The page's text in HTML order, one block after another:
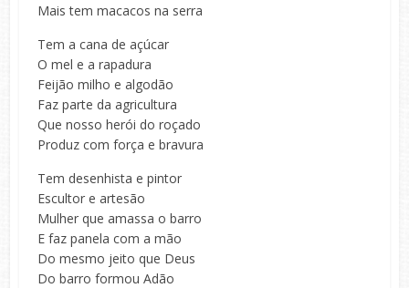
Mais tem macacos na serra
Tem a cana de açúcar
O mel e a rapadura
Feijão milho e algodão
Faz parte da agricultura
Que nosso herói do roçado
Produz com força e bravura
Tem desenhista e pintor
Escultor e artesão
Mulher que amassa o barro
E faz panela com a mão
Do mesmo jeito que Deus
Do barro formou Adão